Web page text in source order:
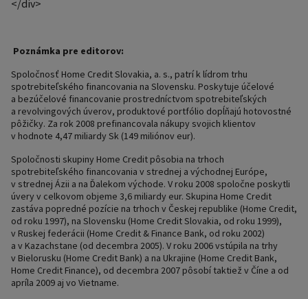
</div>
Poznámka pre editorov:
Spoločnosť Home Credit Slovakia, a. s., patrí k lídrom trhu
spotrebiteľského financovania na Slovensku. Poskytuje účelové
a bezúčelové financovanie prostredníctvom spotrebiteľských
a revolvingových úverov, produktové portfólio dopĺňajú hotovostné
pôžičky. Za rok 2008 prefinancovala nákupy svojich klientov
v hodnote 4,47 miliardy Sk (149 miliónov eur).
Spoločnosti skupiny Home Credit pôsobia na trhoch
spotrebiteľského financovania v strednej a východnej Európe,
v strednej Ázii a na Ďalekom východe. V roku 2008 spoločne poskytli
úvery v celkovom objeme 3,6 miliardy eur. Skupina Home Credit
zastáva popredné pozície na trhoch v Českej republike (Home Credit,
od roku 1997), na Slovensku (Home Credit Slovakia, od roku 1999),
v Ruskej federácii (Home Credit & Finance Bank, od roku 2002)
a v Kazachstane (od decembra 2005). V roku 2006 vstúpila na trhy
v Bielorusku (Home Credit Bank) a na Ukrajine (Home Credit Bank,
Home Credit Finance), od decembra 2007 pôsobí taktiež v Číne a od
apríla 2009 aj vo Vietname.